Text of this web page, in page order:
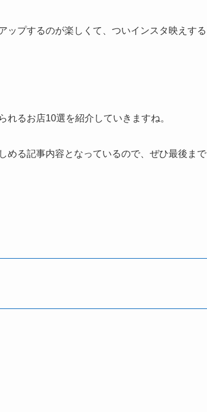
ップするのが楽しくて、ついインスタ映えする
るお店10選を紹介していきますね。
める記事内容となっているので、ぜひ最後まで